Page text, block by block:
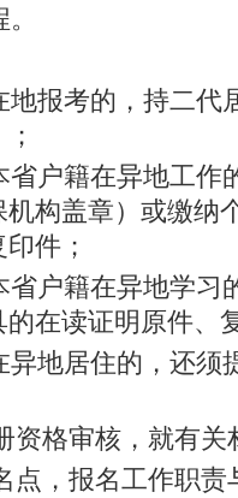
地报考的，持二代
省户籍在异地工作
构盖章）或缴纳
件；
省户籍在异地学习
在读证明原件、
地居住的，还须
资格审核，就有关
点，报名工作职责